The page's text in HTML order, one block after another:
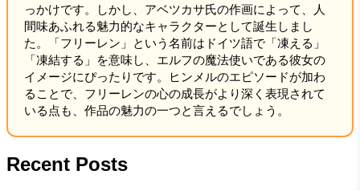
っかけです。しかし、アベツカサ氏の作画によって、人
間味あふれる魅力的なキャラクターとして誕生しまし
た。「フリーレン」という名前はドイツ語で「凍える」
「凍結する」を意味し、エルフの魔法使いである彼女の
イメージにぴったりです。ヒンメルのエピソードが加わ
ることで、フリーレンの心の成長がより深く表現されて
いる点も、作品の魅力の一つと言えるでしょう。
Recent Posts